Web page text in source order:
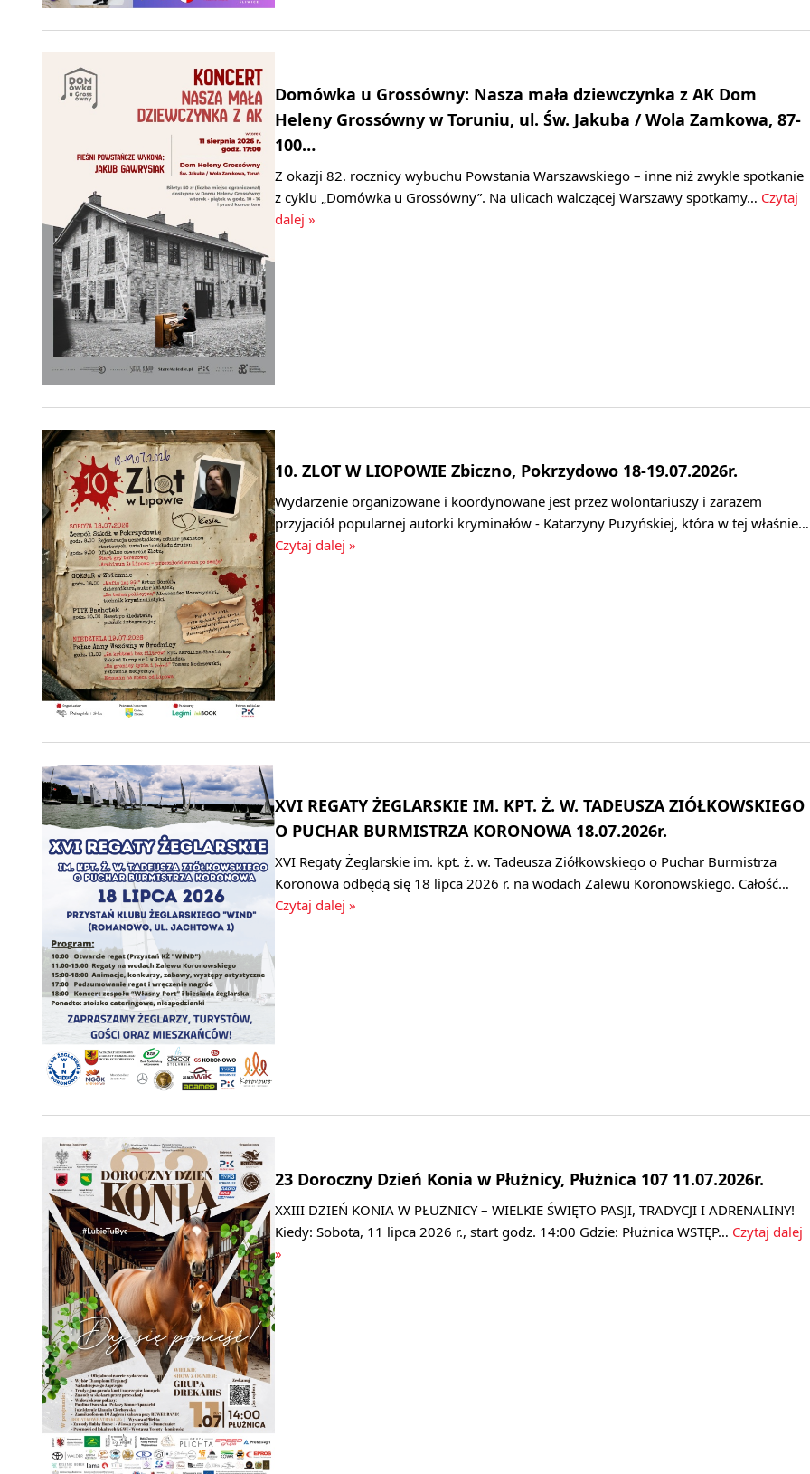
Domówka u Grossówny: Nasza mała dziewczynka z AK Dom
Heleny Grossówny w Toruniu, ul. Św. Jakuba / Wola Zamkowa, 87-
100…
Z okazji 82. rocznicy wybuchu Powstania Warszawskiego – inne niż zwykle spotkanie
z cyklu „Domówka u Grossówny”. Na ulicach walczącej Warszawy spotkamy… Czytaj
dalej »
10. ZLOT W LIOPOWIE Zbiczno, Pokrzydowo 18-19.07.2026r.
Wydarzenie organizowane i koordynowane jest przez wolontariuszy i zarazem
przyjaciół popularnej autorki kryminałów - Katarzyny Puzyńskiej, która w tej właśnie…
Czytaj dalej »
XVI REGATY ŻEGLARSKIE IM. KPT. Ż. W. TADEUSZA ZIÓŁKOWSKIEGO
O PUCHAR BURMISTRZA KORONOWA 18.07.2026r.
XVI Regaty Żeglarskie im. kpt. ż. w. Tadeusza Ziółkowskiego o Puchar Burmistrza
Koronowa odbędą się 18 lipca 2026 r. na wodach Zalewu Koronowskiego. Całość…
Czytaj dalej »
23 Doroczny Dzień Konia w Płużnicy, Płużnica 107 11.07.2026r.
XXIII DZIEŃ KONIA W PŁUŻNICY – WIELKIE ŚWIĘTO PASJI, TRADYCJI I ADRENALINY!
Kiedy: Sobota, 11 lipca 2026 r., start godz. 14:00 Gdzie: Płużnica WSTĘP… Czytaj dalej
»